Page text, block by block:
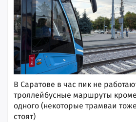
В Саратове в час пик не
троллейбусные маршруты кроме
одного (некоторые трамваи тоже
стоят)